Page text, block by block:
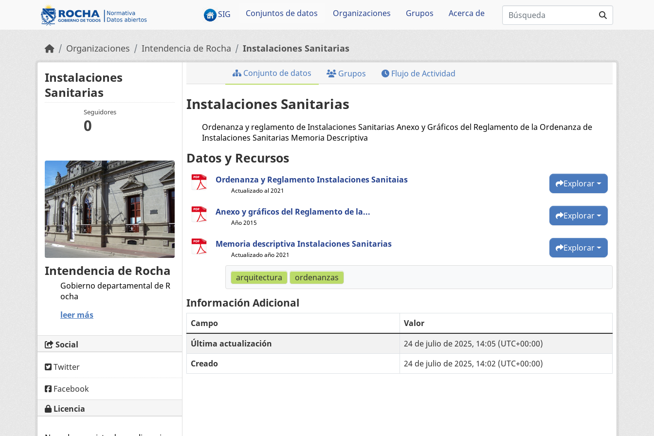
Skip to main content
SIG
Conjuntos de datos Organizaciones Grupos Acerca de
Organizaciones Intendencia de Rocha Instalaciones Sanitarias
Instalaciones
Sanitarias
Seguidores
0
Intendencia de Rocha
Gobierno departamental de R
ocha
leer más
Social
Twitter
Facebook
Licencia
Conjunto de datos Grupos Flujo de Actividad
Instalaciones Sanitarias
Ordenanza y reglamento de Instalaciones Sanitarias Anexo y Gráficos del Reglamento de la Ordenanza de
Instalaciones Sanitarias Memoria Descriptiva
Datos y Recursos
Ordenanza y Reglamento Instalaciones Sanitaias
Actualizado al 2021
Explorar
Anexo y gráficos del Reglamento de la...
Año 2015
Explorar
Memoria descriptiva Instalaciones Sanitarias
Actualizado año 2021
Explorar
arquitectura ordenanzas
Información Adicional
Campo
Valor
Última actualización
24 de julio de 2025, 14:05 (UTC+00:00)
Creado
24 de julio de 2025, 14:02 (UTC+00:00)